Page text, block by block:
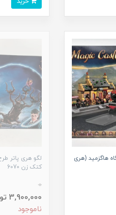
هاگزمید (هری
لگو هری پاتر
کتک زن 6070
0
3,900,000 تومان
ناموجود